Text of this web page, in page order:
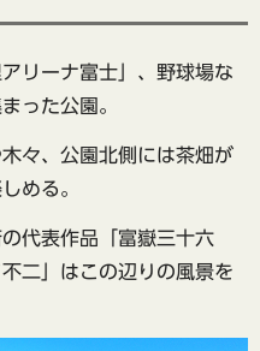
リーナ富士」、野球場な
った公園。
々、公園北側には茶畑が
める。
代表作品「富嶽三十六
二」はこの辺りの風景を